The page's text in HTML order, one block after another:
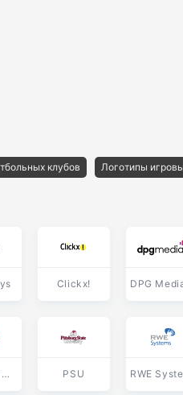
клубов Логотипы
Clickx!
Park Golf Club PSU